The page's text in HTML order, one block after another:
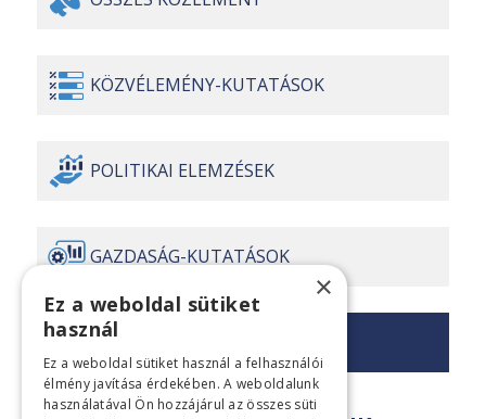
KÖZVÉLEMÉNY-KUTATÁSOK
POLITIKAI ELEMZÉSEK
GAZDASÁG-KUTATÁSOK
SAJTÓ
×
Ez a weboldal sütiket
használ
Ez a weboldal sütiket használ a felhasználói
élmény javítása érdekében. A weboldalunk
használatával Ön hozzájárul az összes süti